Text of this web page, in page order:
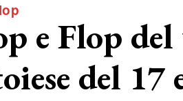
e Flop
del 17